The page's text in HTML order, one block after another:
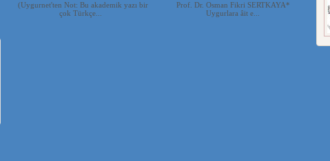
(Uygurnet'ten Not: Bu akademik yazı bir
çok Türkçe...
Prof. Dr. Osman Fikri SERTKAYA*
Uygurlara âit e...